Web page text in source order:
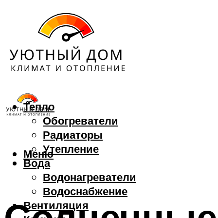
Тепло
Обогреватели
Радиаторы
Утепление
Вода
Водонагреватели
Водоснабжение
Вентиляция
Меню